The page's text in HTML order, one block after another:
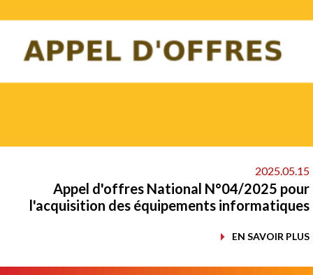
Appel d'offres National N°04/2025
l'acquisition des équipements
EN SAVOIR